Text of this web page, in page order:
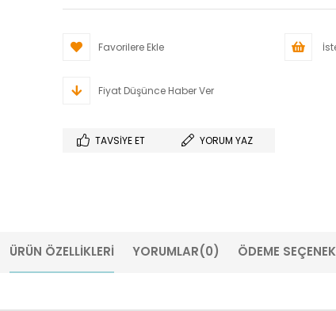
Favorilere Ekle
Fiyat Düşünce Haber Ver
TAVSIYE ET YORUM YAZ
ÜRÜN ÖZELLIKLERI YORUMLAR(0) ÖDEME